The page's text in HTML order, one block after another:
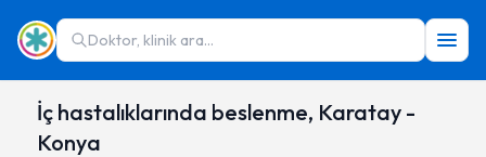
Doktor, klinik ara...
İç hastalıklarında beslenme, Karatay -
Konya